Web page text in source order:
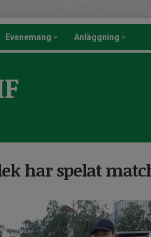
Evenemang Anläggning
har spelat